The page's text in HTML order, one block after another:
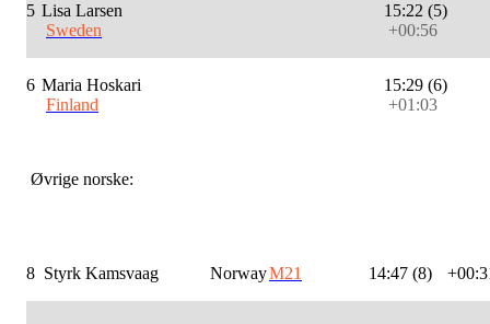
5 Lisa Larsen
Sweden
15:22 (5)
+00:56
6 Maria Hoskari
Finland
15:29 (6)
+01:03
Øvrige norske:
8 Styrk Kamsvaag NorwayM21 14:47 (8)